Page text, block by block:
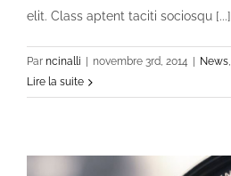
elit. Class aptent taciti sociosqu [...]
Par ncinalli novembre 3rd, 2014 News,
Lire la suite